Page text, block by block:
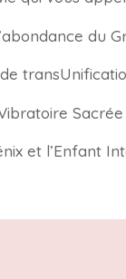
du
Sacrée
et l’Enfant